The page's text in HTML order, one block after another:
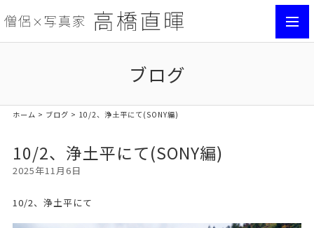
ブログ
ホーム > ブログ > 10/2、浄土平にて(SONY編)
10/2、浄土平にて(SONY編)
2025年11月6日
10/2、浄土平にて